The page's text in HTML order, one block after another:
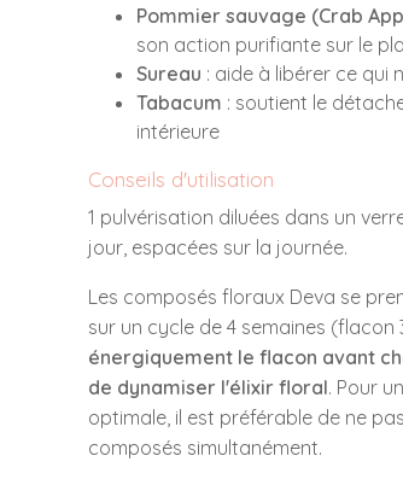
Pommier sauvage (Crab
son action purifiante sur le
Sureau : aide à libérer ce qui
Tabacum : soutient le
intérieure
Conseils d'utilisation
1 pulvérisation diluées dans un
jour, espacées sur la journée.
Les composés floraux Deva se
sur un cycle de 4 semaines (flacon
énergiquement le flacon avant
de dynamiser l'élixir floral. Pour
optimale, il est préférable de ne
composés simultanément.